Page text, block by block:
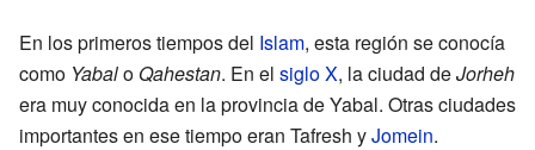
En los primeros tiempos del Islam, esta región se conocía
como Yabalo Qahestan. En el siglo X, la ciudad deJorheh
era muy conocida en la provincia de Yabal. Otras ciudades
importantes en ese tiempo eran Tafresh yJomein.